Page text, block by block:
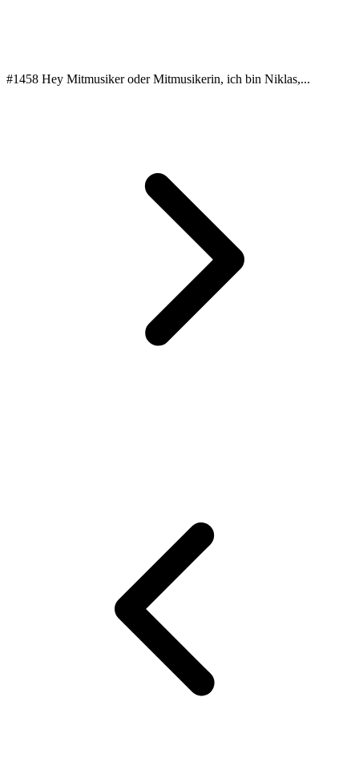
#1458 Hey Mitmusiker oder Mitmusikerin, ich bin Niklas,...